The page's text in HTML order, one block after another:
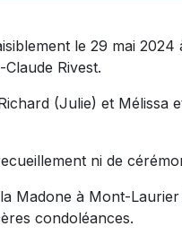
le 29 mai 2024
Rivest.
(Julie) et Mélissa
ni de
Madone à Mont-
condoléances.